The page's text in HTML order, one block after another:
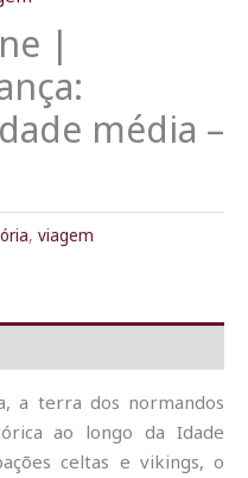
|
média –
, viagem
a terra dos normandos
ao longo da Idade
celtas e vikings, o